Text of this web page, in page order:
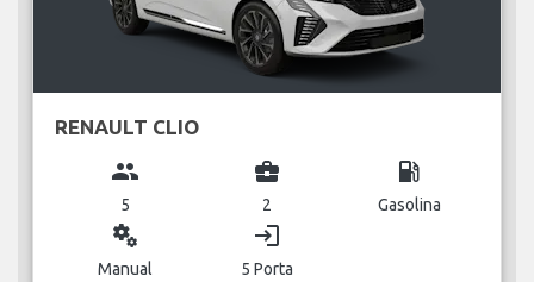
RENAULT CLIO
group
5
business_center
2
local_gas_station
Gasolina
miscellaneous_services
Manual
login
5 Porta